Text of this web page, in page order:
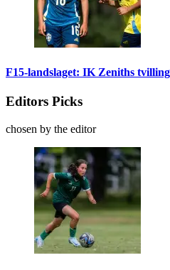
F15-landslaget: IK Zeniths
Editors Picks
chosen by the editor